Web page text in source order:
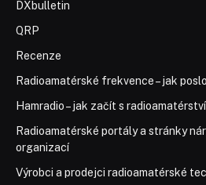
DXbulletin
QRP
Recenze
Radioamatérské frekvence – jak
Hamradio – jak začít s
Radioamatérské portály a stránky
organizací
Výrobci a prodejci radioamatérské